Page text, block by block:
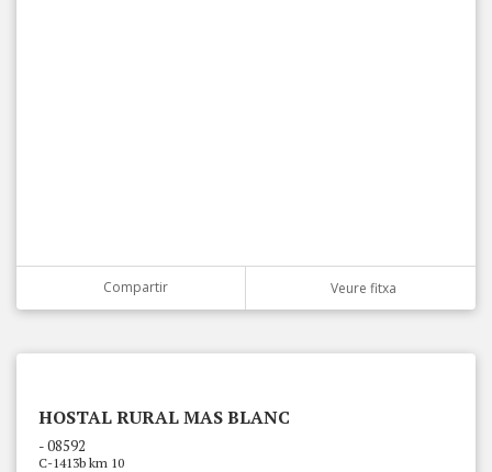
Compartir Veure fitxa
HOSTAL RURAL MAS BLANC
- 08592
C-1413b km 10